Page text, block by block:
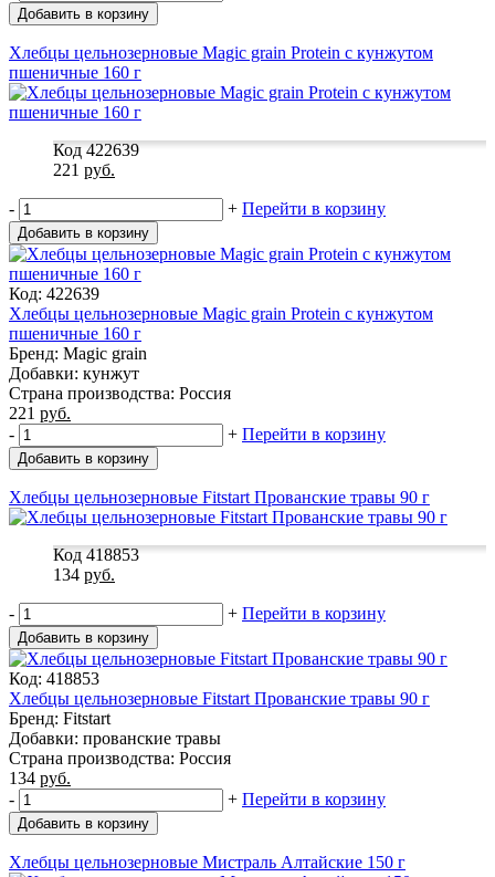
Добавить в корзину
Хлебцы цельнозерновые Magic grain Protein с кунжутом
пшеничные 160 г
Код 422639
221 руб.
- + Перейти в корзину
Добавить в корзину
Код: 422639
Хлебцы цельнозерновые Magic grain Protein с кунжутом
пшеничные 160 г
Бренд: Magic grain
Добавки: кунжут
Страна производства: Россия
221 руб.
-
+ Перейти в корзину
Добавить в корзину
Хлебцы цельнозерновые Fitstart Прованские травы 90 г
Код 418853
134 руб.
- + Перейти в корзину
Добавить в корзину
Код: 418853
Хлебцы цельнозерновые Fitstart Прованские травы 90 г
Бренд: Fitstart
Добавки: прованские травы
Страна производства: Россия
134 руб.
-
+ Перейти в корзину
Добавить в корзину
Хлебцы цельнозерновые Мистраль Алтайские 150 г